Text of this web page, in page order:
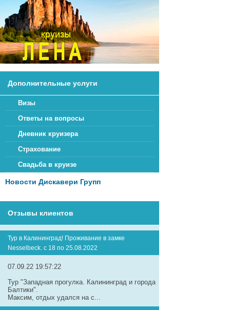
Дополнительные услуги
Визы
Ответы на вопросы
Дневник круизера
Страхование
Свадьба в круизе
Новости Дискавери Групп
Отзывы клиентов
Тур в Калининград! Проживание в замке
Nesselbeck. с 18 по 25.08.2022
07.09.22 19:57:22
Тур "Западная прогулка. Калининград и города
Балтики".
Максим, отдых удался на с...